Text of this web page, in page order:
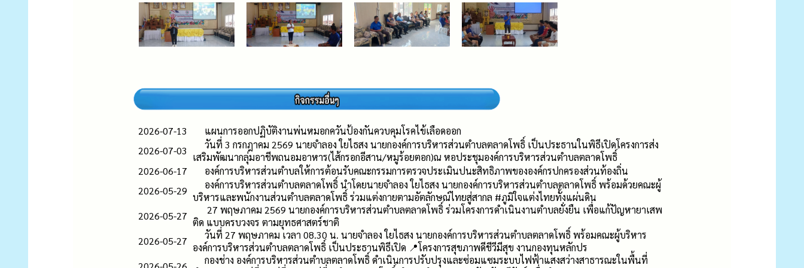
2026-07-13
แผนการออกปฏิบัติงานพ่นหมอกควันป้องกันควบคุมโรคไข้เลือดออก
2026-07-03
วันที่ 3 กรกฎาคม 2569 นายจำลอง ใยไธสง นายกองค์การบริหารส่วนตำบลตลาดโพธิ์ เป็นประธานในพิธีเปิดโครงการส่ง
เสริมพัฒนากลุ่มอาชีพถนอมอาหาร(ไส้กรอกอีสาน/หมูร้อยตอก)ณ หอประชุมองค์การบริหารส่วนตำบลตลาดโพธิ์
2026-06-17
องค์การบริหารส่วนตำบลให้การต้อนรับคณะกรรมการตรวจประเมินปนะสิทธิภาพขององค์กรปกครองส่วนท้องถิ่น
2026-05-29
องค์การบริหารส่วนตำบลตลาดโพธิ์ นำโดยนายจำลอง ใยไธสง นายกองค์การบริหารส่วนตำบลตลาดโพธิ์ พร้อมด้วยคณะผู้
บริหารและพนักงานส่วนตำบลตลาดโพธิ์ ร่วมแต่งกายตามอัตลักษณ์ไทยสู่สากล #ภูมิใจแต่งไทยทั้งแผ่นดิน
2026-05-27
27 พฤษภาคม 2569 นายกองค์การบริหารส่วนตำบลตลาดโพธิ์ ร่วมโครงการดำเนินงานตำบลยั่งยืน เพื่อแก้ปัญหายาเสพ
ติด แบบครบวงจร ตามยุทธศาสตร์ชาติ
2026-05-27
วันที่ 27 พฤษภาคม เวลา 08.30 น. นายจำลอง ใยไธสง นายกองค์การบริหารส่วนตำบลตลาดโพธิ์ พร้อมคณะผู้บริหาร
องค์การบริหารส่วนตำบลตลาดโพธิ์ เป็นประธานพิธีเปิด 📍โครงการสุขภาพดีชีวีมีสุข งานกองทุนหลักปร
กองช่าง องค์การบริหารส่วนตำบลตลาดโพธิ์ ดำเนินการปรับปรุงและซ่อมแซมระบบไฟฟ้าแสงสว่างสาธารณะในพื้นที่